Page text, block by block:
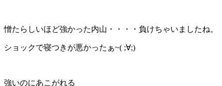
憎たらしいほど強かった内山・・・・負けちゃいましたね。
ショックで寝つきが悪かったぁ~( ;∀;)
強いのにあこがれる